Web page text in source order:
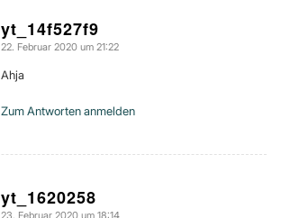
yt_14f527f9
sagte:
22. Februar 2020 um 21:22
Ahja
Zum Antworten anmelden
yt_1620258
23. Februar 2020 um 18:14